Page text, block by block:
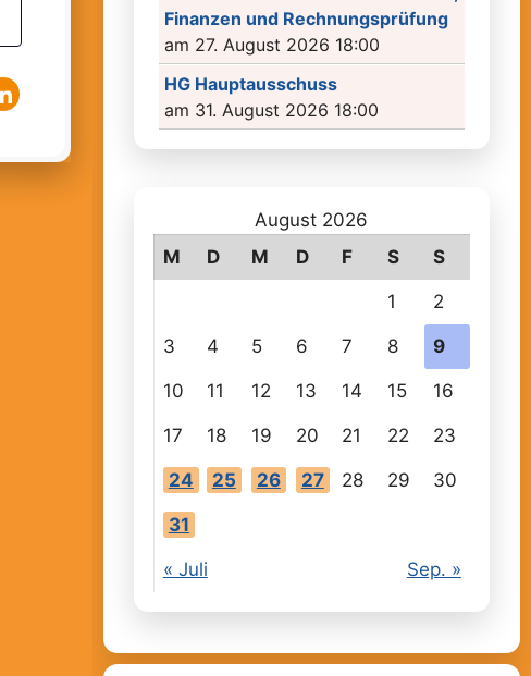
Finanzen und Rechnungsprüfung
am 27. August 2026 18:00
HG Hauptausschuss
am 31. August 2026 18:00
August 2026
M
D M D F S S
1 2
3 4 5 6 7 8 9
10 11 12 13 14 15 16
17 18 19 20 21 22 23
24 25 26 27 28 29 30
31
« Juli Sep. »